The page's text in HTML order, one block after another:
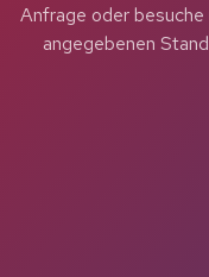
Anfrage oder besuche
angegebenen